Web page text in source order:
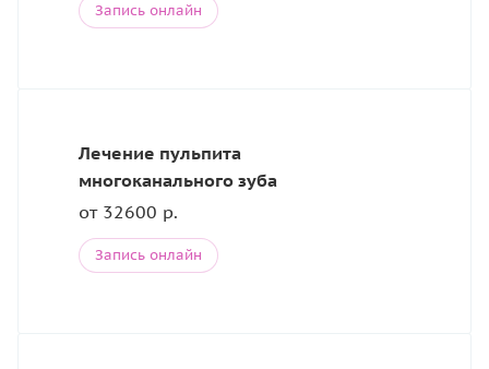
Запись онлайн
Лечение пульпита
многоканального зуба
от 32600 р.
Запись онлайн